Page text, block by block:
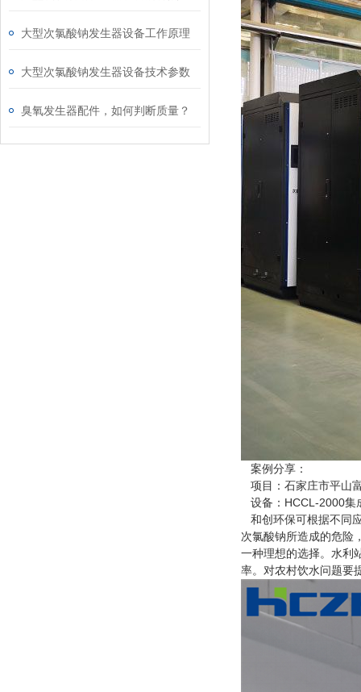
大型次氯酸钠发生器设备工作原理
大型次氯酸钠发生器设备技术参数
臭氧发生器配件，如何判断质量？
案例分享：
项目：石家庄市平山
设备：HCCL-2000集
和创环保可根据不同
次氯酸钠所造成的危险
一种理想的选择。水利
率。对农村饮水问题要